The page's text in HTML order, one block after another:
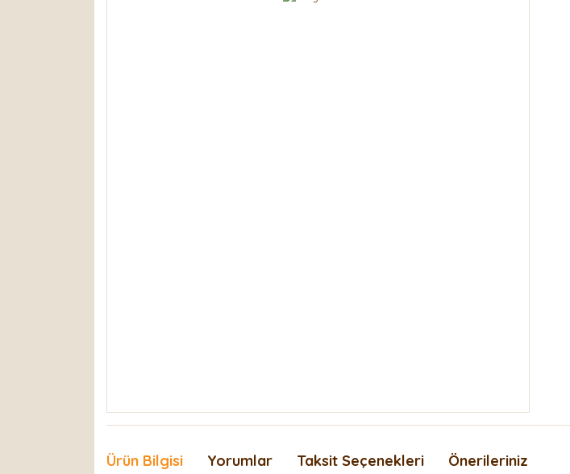
Ürün Bilgisi Yorumlar Taksit Seçenekleri Önerileriniz